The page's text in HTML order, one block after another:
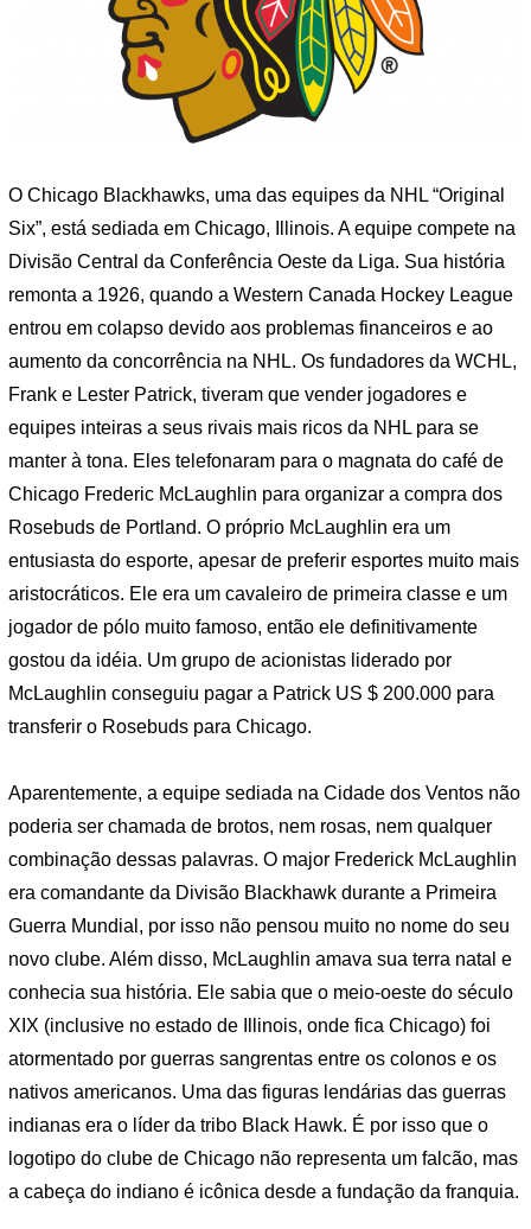
O Chicago Blackhawks, uma das equipes da NHL “Original
Six”, está sediada em Chicago, Illinois. A equipe compete na
Divisão Central da Conferência Oeste da Liga. Sua história
remonta a 1926, quando a Western Canada Hockey League
entrou em colapso devido aos problemas financeiros e ao
aumento da concorrência na NHL. Os fundadores da WCHL,
Frank e Lester Patrick, tiveram que vender jogadores e
equipes inteiras a seus rivais mais ricos da NHL para se
manter à tona. Eles telefonaram para o magnata do café de
Chicago Frederic McLaughlin para organizar a compra dos
Rosebuds de Portland. O próprio McLaughlin era um
entusiasta do esporte, apesar de preferir esportes muito mais
aristocráticos. Ele era um cavaleiro de primeira classe e um
jogador de pólo muito famoso, então ele definitivamente
gostou da idéia. Um grupo de acionistas liderado por
McLaughlin conseguiu pagar a Patrick US $ 200.000 para
transferir o Rosebuds para Chicago.
Aparentemente, a equipe sediada na Cidade dos Ventos não
poderia ser chamada de brotos, nem rosas, nem qualquer
combinação dessas palavras. O major Frederick McLaughlin
era comandante da Divisão Blackhawk durante a Primeira
Guerra Mundial, por isso não pensou muito no nome do seu
novo clube. Além disso, McLaughlin amava sua terra natal e
conhecia sua história. Ele sabia que o meio-oeste do século
XIX (inclusive no estado de Illinois, onde fica Chicago) foi
atormentado por guerras sangrentas entre os colonos e os
nativos americanos. Uma das figuras lendárias das guerras
indianas era o líder da tribo Black Hawk. É por isso que o
logotipo do clube de Chicago não representa um falcão, mas
a cabeça do indiano é icônica desde a fundação da franquia.